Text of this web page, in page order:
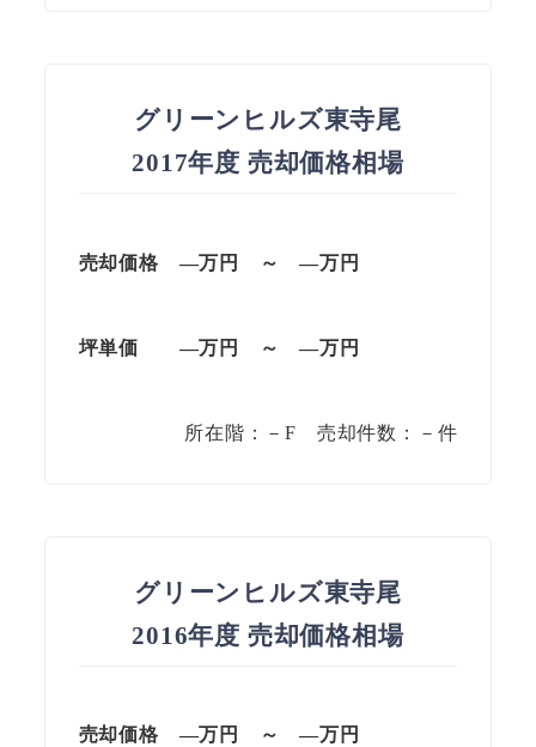
グリーンヒルズ東寺尾
2017年度 売却価格相場
売却価格 —万円 ～ —万円
坪単価 —万円 ～ —万円
所在階：－F 売却件数：－件
グリーンヒルズ東寺尾
2016年度 売却価格相場
売却価格 —万円 ～ —万円